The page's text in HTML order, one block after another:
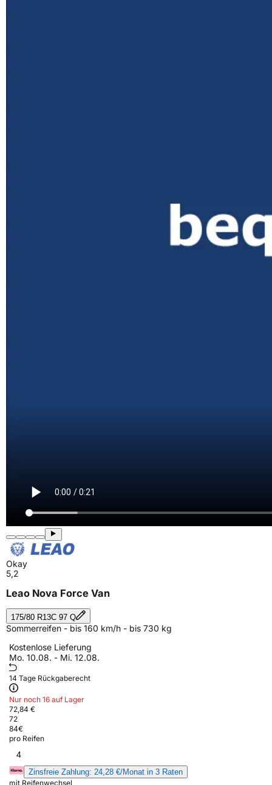
Okay
5,2
Leao Nova Force Van
175/80 R13C 97 Q
Sommerreifen - bis 160 km/h - bis 730 kg
Kostenlose Lieferung
Mo. 10.08. - Mi. 12.08.
14 Tage Rückgaberecht
Nur noch 16 auf Lager
72,84 €
72
84€
pro Reifen
4
Zinsfreie Zahlung: 24,28 €/Monat in 3 Raten
mit Reifenwechsel